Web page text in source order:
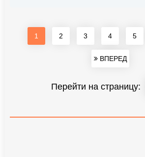
1 2 3 4 5
ВПЕРЕД
Перейти на страницу: